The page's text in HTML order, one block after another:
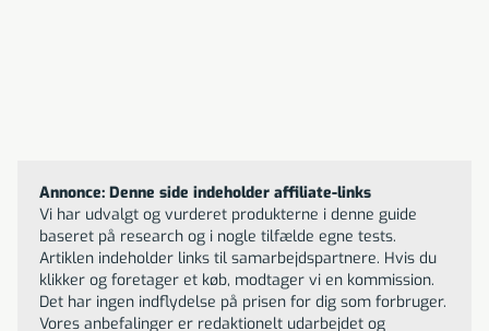
Annonce: Denne side indeholder affiliate-links
Vi har udvalgt og vurderet produkterne i denne guide
baseret på research og i nogle tilfælde egne tests.
Artiklen indeholder links til samarbejdspartnere. Hvis du
klikker og foretager et køb, modtager vi en kommission.
Det har ingen indflydelse på prisen for dig som forbruger.
Vores anbefalinger er redaktionelt udarbejdet og